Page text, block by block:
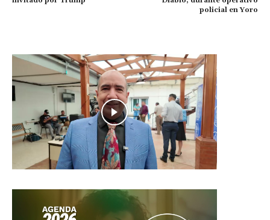
policial en Yoro